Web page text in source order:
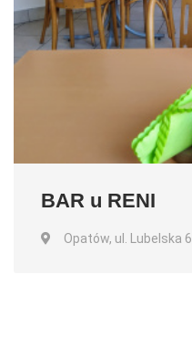
BAR u RENI
Opatów, ul. Lubelska 6